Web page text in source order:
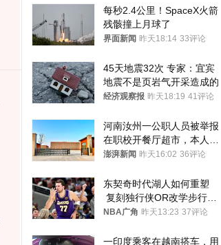
每秒2.4公里！SpaceX火箭
残骸撞上月球了
界面新闻 昨天18:14 33评论
45天地震32次 专家：宜宾
地震不是页岩气开采造成的
经济观察报 昨天18:19 41评论
河南汝州一公职人员被举报
在职校开餐厅超市，本人回
应称“是给别人帮忙”
澎湃新闻 昨天16:02 36评论
东契奇时代湖人如何重塑
复刻独行侠OR改学步行
者？
NBA广角 昨天13:23 37评论
一印度乘客在越南搭车，用